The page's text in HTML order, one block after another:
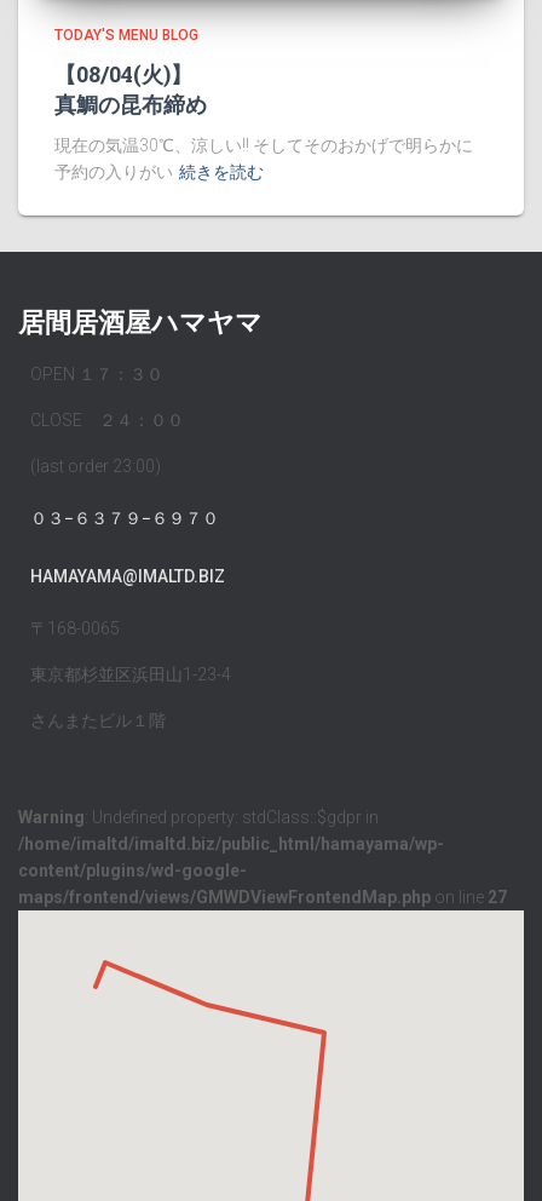
TODAY'S MENU BLOG
【08/04(火)】
真鯛の昆布締め
現在の気温30℃、涼しい!! そしてそのおかげで明らかに
予約の入りがい 続きを読む
居間居酒屋ハマヤマ
OPEN １７：３０
CLOSE ２４：００
(last order 23:00)
０３−６３７９−６９７０
HAMAYAMA@IMALTD.BIZ
〒168-0065
東京都杉並区浜田山1-23-4
さんまたビル１階
Warning: Undefined property: stdClass::$gdpr in
/home/imaltd/imaltd.biz/public_html/hamayama/wp-
content/plugins/wd-google-
maps/frontend/views/GMWDViewFrontendMap.php on line 27